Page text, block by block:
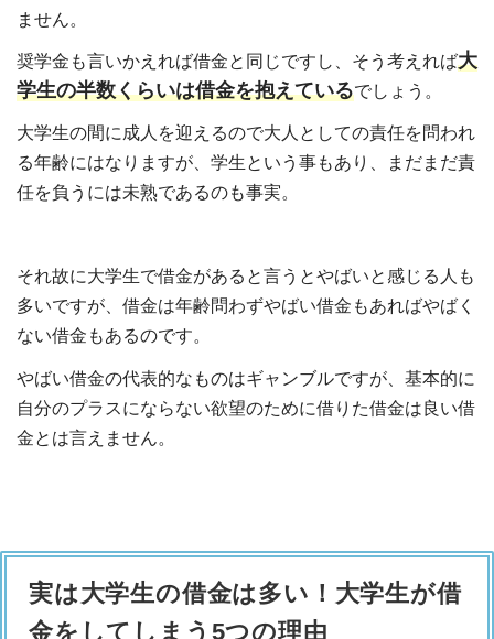
ません。
奨学金も言いかえれば借金と同じですし、そう考えれば大
学生の半数くらいは借金を抱えているでしょう。
大学生の間に成人を迎えるので大人としての責任を問われ
る年齢にはなりますが、学生という事もあり、まだまだ責
任を負うには未熟であるのも事実。
それ故に大学生で借金があると言うとやばいと感じる人も
多いですが、借金は年齢問わずやばい借金もあればやばく
ない借金もあるのです。
やばい借金の代表的なものはギャンブルですが、基本的に
自分のプラスにならない欲望のために借りた借金は良い借
金とは言えません。
実は大学生の借金は多い！大学生が借
金をしてしまう5つの理由